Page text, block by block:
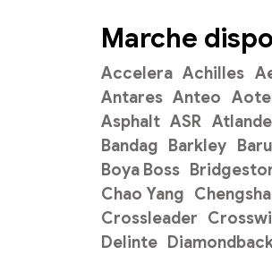
Marche
Accelera Achilles
Antares Anteo
Asphalt ASR
Bandag Barkley
Boya Boss
Chao Yang
Crossleader
Delinte